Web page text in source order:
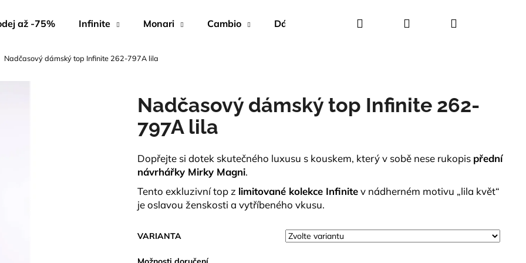
až -75% Infinite Monari Cambio Dárkové poukazy Creenstone
Hledat PřihlášeníNákupní
Nadčasový dámský top Infinite 262-797A lila
Nadčasový dámský top Infinite 262-
797A lila
Dopřejte si dotek skutečného luxusu s kouskem, který v sobě nese rukopis přední
návrhářky Mirky Magni.
Tento exkluzivní top z limitované kolekce Infinitev nádherném motivu „lila květ“
je oslavou ženskosti a vytříbeného vkusu.
VARIANTA
Co potřebujete najít?
HLEDAT